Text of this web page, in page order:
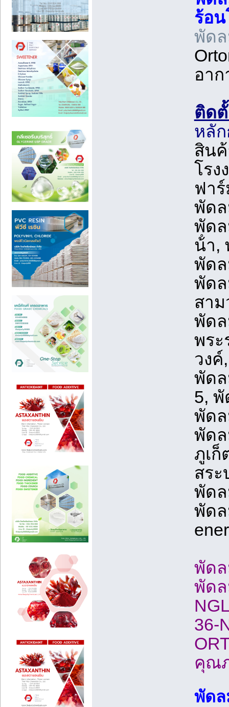
ร้อน
พัด
อา
ติด
หลัก
สิน
โร
ฟา
พัดล
พัด
น้ํา,
พัด
พัด
สา
พัด
พร
วง
พัด
5,
พัด
พัด
ภูเ
สร
พัด
พัดล
พัดล
พัดล
36-
คุณ
พัดล